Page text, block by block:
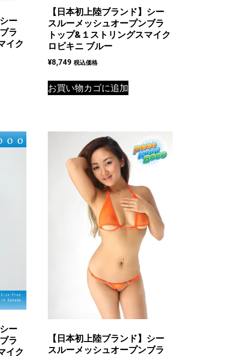
ー
ラ
イク
【日本初上陸ブランド】シー
スルーメッシュオープンブラ
トップ&１ストリングスマイク
ロビキニ ブルー
¥8,749 税込価格
お買い物カゴに追加
ー
ラ
イク
【日本初上陸ブランド】シー
スルーメッシュオープンブラ